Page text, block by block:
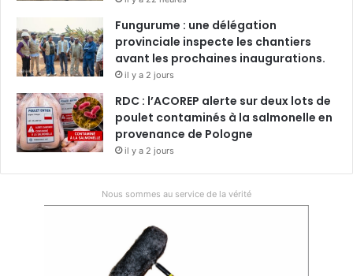
Fungurume : une délégation
provinciale inspecte les chantiers
avant les prochaines inaugurations.
il y a 2 jours
RDC : l’ACOREP alerte sur deux lots de
poulet contaminés à la salmonelle en
provenance de Pologne
il y a 2 jours
Nous sommes au service de la vérité